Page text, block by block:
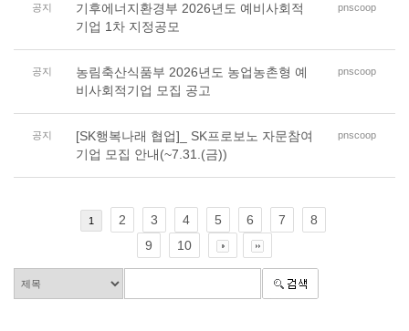
공지
기후에너지환경부 2026년도 예비사회적
기업 1차 지정공모
pnscoop
공지
농림축산식품부 2026년도 농업농촌형 예
비사회적기업 모집 공고
pnscoop
공지
[SK행복나래 협업]_ SK프로보노 자문참여
기업 모집 안내(~7.31.(금))
pnscoop
1 2 3 4 5 6 7
8
9
10